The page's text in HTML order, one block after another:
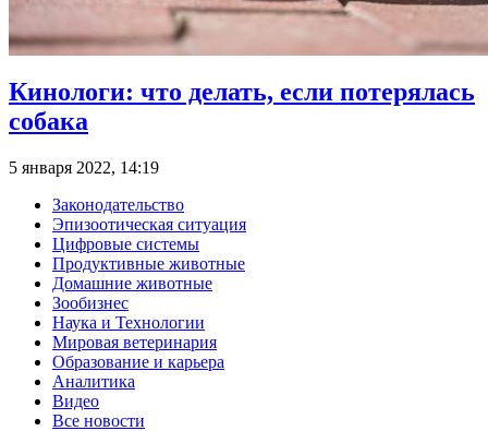
Кинологи: что делать, если потерялась
собака
5 января 2022, 14:19
Законодательство
Эпизоотическая ситуация
Цифровые системы
Продуктивные животные
Домашние животные
Зообизнес
Наука и Технологии
Мировая ветеринария
Образование и карьера
Аналитика
Видео
Все новости